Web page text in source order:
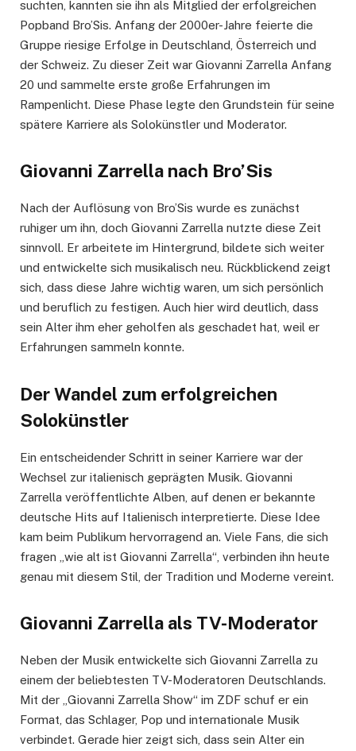
suchten, kannten sie ihn als Mitglied der erfolgreichen
Popband Bro’Sis. Anfang der 2000er-Jahre feierte die
Gruppe riesige Erfolge in Deutschland, Österreich und
der Schweiz. Zu dieser Zeit war Giovanni Zarrella Anfang
20 und sammelte erste große Erfahrungen im
Rampenlicht. Diese Phase legte den Grundstein für seine
spätere Karriere als Solokünstler und Moderator.
Giovanni Zarrella nach Bro’Sis
Nach der Auflösung von Bro’Sis wurde es zunächst
ruhiger um ihn, doch Giovanni Zarrella nutzte diese Zeit
sinnvoll. Er arbeitete im Hintergrund, bildete sich weiter
und entwickelte sich musikalisch neu. Rückblickend zeigt
sich, dass diese Jahre wichtig waren, um sich persönlich
und beruflich zu festigen. Auch hier wird deutlich, dass
sein Alter ihm eher geholfen als geschadet hat, weil er
Erfahrungen sammeln konnte.
Der Wandel zum erfolgreichen
Solokünstler
Ein entscheidender Schritt in seiner Karriere war der
Wechsel zur italienisch geprägten Musik. Giovanni
Zarrella veröffentlichte Alben, auf denen er bekannte
deutsche Hits auf Italienisch interpretierte. Diese Idee
kam beim Publikum hervorragend an. Viele Fans, die sich
fragen „wie alt ist Giovanni Zarrella“, verbinden ihn heute
genau mit diesem Stil, der Tradition und Moderne vereint.
Giovanni Zarrella als TV-Moderator
Neben der Musik entwickelte sich Giovanni Zarrella zu
einem der beliebtesten TV-Moderatoren Deutschlands.
Mit der „Giovanni Zarrella Show“ im ZDF schuf er ein
Format, das Schlager, Pop und internationale Musik
verbindet. Gerade hier zeigt sich, dass sein Alter ein